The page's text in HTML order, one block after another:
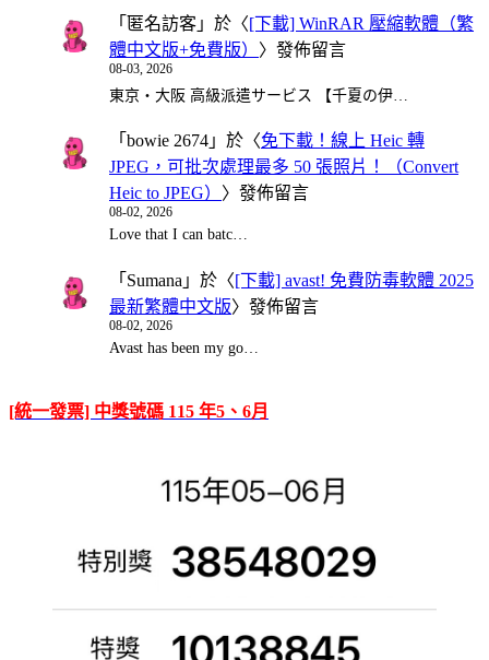
「 匿名訪客 」於〈[下載] WinRAR 壓縮軟體（繁
體中文版+免費版） 〉發佈留言
08-03, 2026
東京・大阪 高級派遣サービス 【千夏の伊…
「 bowie 2674 」於〈免下載！線上 Heic 轉
JPEG，可批次處理最多 50 張照片！（Convert
Heic to JPEG） 〉發佈留言
08-02, 2026
Love that I can batc…
「 Sumana 」於〈[下載] avast! 免費防毒軟體 2025
最新繁體中文版〉發佈留言
08-02, 2026
Avast has been my go…
[統一發票] 中獎號碼 115 年5、6月